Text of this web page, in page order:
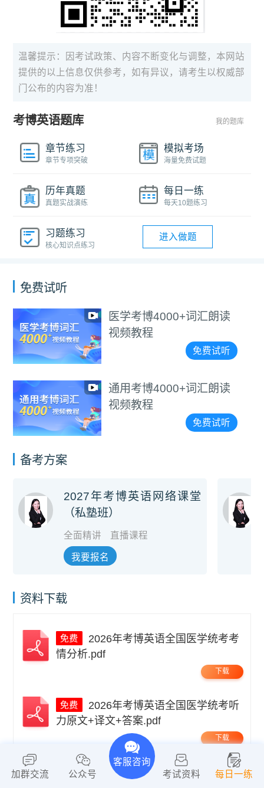
温馨提示：因考试政策、内容不断变化与调整，本网站
提供的以上信息仅供参考，如有异议，请考生以权威部
门公布的内容为准！
考博英语题库 我的题库
章节练习
章节专项突破
模拟考场
海量免费试题
历年真题
真题实战演练
每日一练
每天10题练习
习题练习
核心知识点练习
进入做题
免费试听
医学考博4000+词汇朗读
视频教程
免费试听
通用考博4000+词汇朗读
视频教程
免费试听
备考方案
2027年考博英语网络课堂
（私塾班）
全面精讲 直播课程
我要报名
资料下载
情分析.pdf
下载
力原文+译文+答案.pdf
下载
2026年考博英语全国医学统考翻
加群交流 公众号
客服咨询
考试资料
每日一练